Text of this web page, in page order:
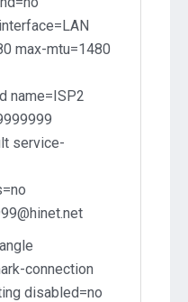
max-mtu=1480
name=ISP2
service-
connection
disabled=no